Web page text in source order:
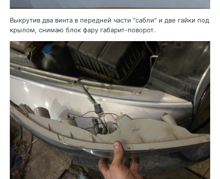
Выкрутив два винта в передней части "сабли" и две гайки под
крылом, снимаю блок фару габарит-поворот.